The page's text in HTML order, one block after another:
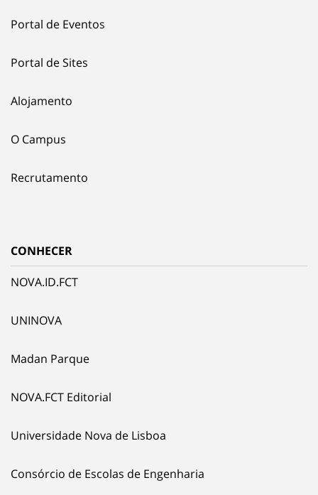
Portal de Eventos
Portal de Sites
Alojamento
O Campus
Recrutamento
CONHECER
NOVA.ID.FCT
UNINOVA
Madan Parque
NOVA.FCT Editorial
Universidade Nova de Lisboa
Consórcio de Escolas de Engenharia